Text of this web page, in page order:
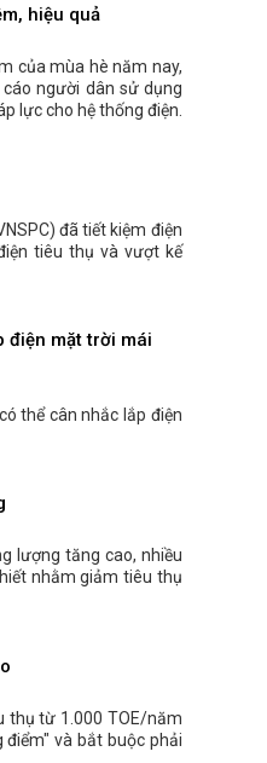
hiệu quả
của mùa hè năm nay,
người dân sử dụng
lực cho hệ thống điện.
đã tiết kiệm điện
tiêu thụ và vượt kế
điện mặt trời mái
thể cân nhắc lắp điện
lượng tăng cao, nhiều
nhằm giảm tiêu thụ
thụ từ 1.000 TOE/năm
và bắt buộc phải